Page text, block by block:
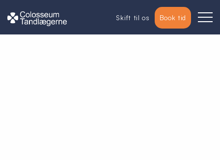
Skift til os Book tid